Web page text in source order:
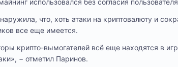
что, хоть атаки на криптовалюту и
все еще имеется.
крипто-вымогателей всё еще находятся в
− отметил Паринов.